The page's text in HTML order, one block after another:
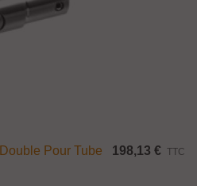
Pour Tube
198,13 € TTC